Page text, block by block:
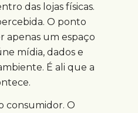
das lojas físicas.
O ponto
apenas um espaço
mídia, dados e
É ali que a
consumidor. O